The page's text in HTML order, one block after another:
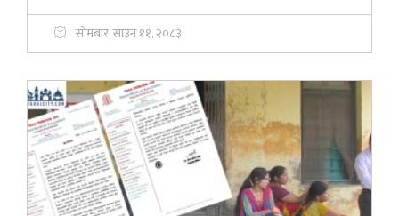
सोमबार, साउन ११, २०८३